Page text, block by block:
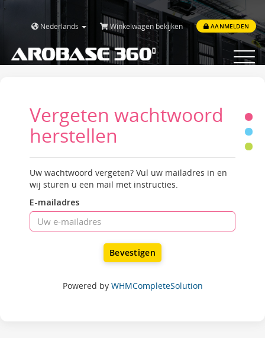
Nederlands Winkelwagen bekijken AANMELDEN
Toggle
Vergeten wachtwoord
herstellen
Uw wachtwoord vergeten? Vul uw mailadres in en
wij sturen u een mail met instructies.
E-mailadres
Bevestigen
Powered by WHMCompleteSolution